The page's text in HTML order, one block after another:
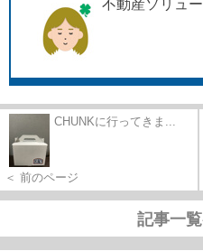
不動産ソリュ
CHUNKに行ってきま...
＜ 前のページ
記事一